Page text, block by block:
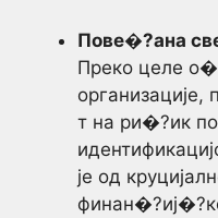
Пове�?ана
Преко целе
т на ри�?ик
је од